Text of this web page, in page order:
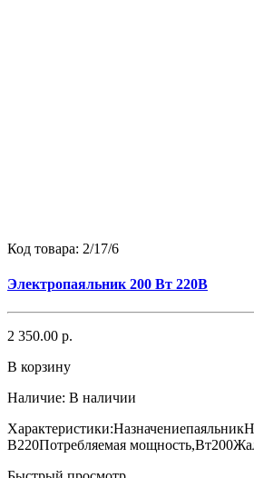
Код товара: 2/17/6
Электропаяльник 200 Вт 220В
2 350.00 р.
В корзину
Наличие: В наличии
В220Потребляемая